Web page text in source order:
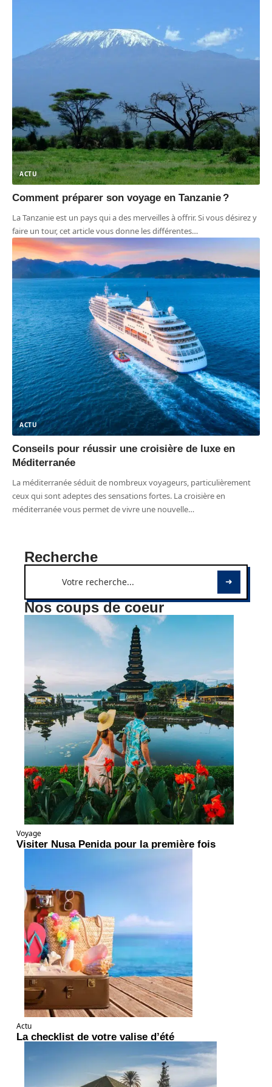
ACTU
Comment préparer son voyage en Tanzanie ?
La Tanzanie est un pays qui a des merveilles à offrir. Si vous désirez y
faire un tour, cet article vous donne les différentes…
ACTU
Conseils pour réussir une croisière de luxe en
Méditerranée
La méditerranée séduit de nombreux voyageurs, particulièrement
ceux qui sont adeptes des sensations fortes. La croisière en
méditerranée vous permet de vivre une nouvelle…
Recherche
Nos coups de coeur
Voyage
Visiter Nusa Penida pour la première fois
Actu
La checklist de votre valise d’été